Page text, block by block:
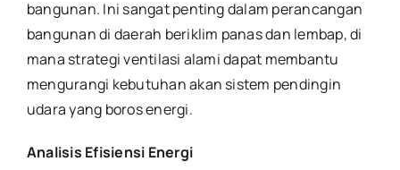
bangunan. Ini sangat penting dalam perancangan
bangunan di daerah beriklim panas dan lembap, di
mana strategi ventilasi alami dapat membantu
mengurangi kebutuhan akan sistem pendingin
udara yang boros energi.
Analisis Efisiensi Energi